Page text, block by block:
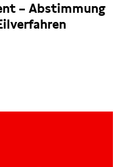
– Abstimmung